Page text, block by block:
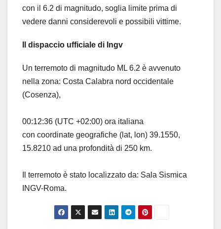
con il 6.2 di magnitudo, soglia limite prima di
vedere danni considerevoli e possibili vittime.
Il dispaccio ufficiale di Ingv
Un terremoto di magnitudo ML 6.2 è avvenuto
nella zona: Costa Calabra nord occidentale
(Cosenza),
00:12:36 (UTC +02:00) ora italiana
con coordinate geografiche (lat, lon) 39.1550,
15.8210 ad una profondità di 250 km.
Il terremoto è stato localizzato da: Sala Sismica
INGV-Roma.